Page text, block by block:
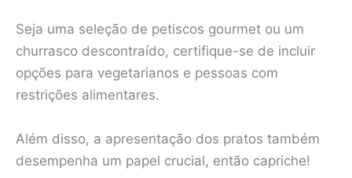
Seja uma seleção de petiscos gourmet ou um
churrasco descontraído, certifique-se de incluir
opções para vegetarianos e pessoas com
restrições alimentares.
Além disso, a apresentação dos pratos também
desempenha um papel crucial, então capriche!